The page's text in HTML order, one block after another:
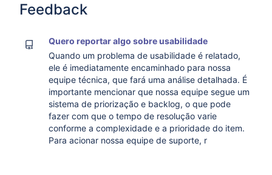
Feedback
Quero reportar algo sobre usabilidade
Quando um problema de usabilidade é relatado,
ele é imediatamente encaminhado para nossa
equipe técnica, que fará uma análise detalhada. É
importante mencionar que nossa equipe segue um
sistema de priorização e backlog, o que pode
fazer com que o tempo de resolução varie
conforme a complexidade e a prioridade do item.
Para acionar nossa equipe de suporte, r